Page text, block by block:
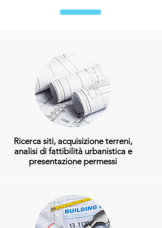
Ricerca siti, acquisizione terreni,
analisi di fattibilità urbanistica e
presentazione permessi